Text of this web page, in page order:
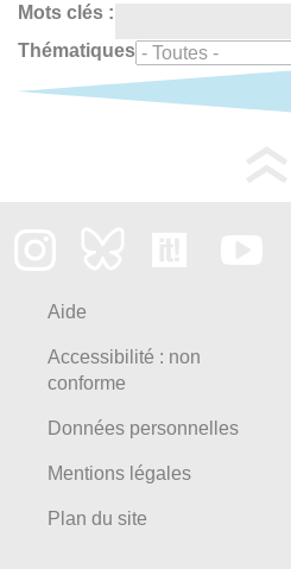
Mots clés :
Thématiques
Aide
Accessibilité : non
conforme
Données personnelles
Mentions légales
Plan du site